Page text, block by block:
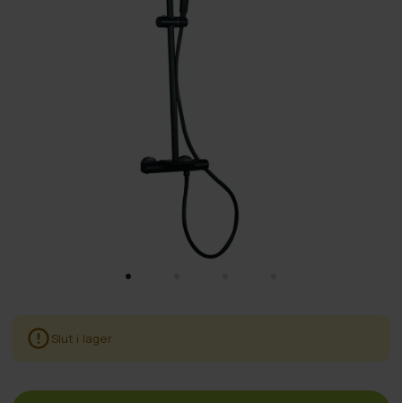
Slut i lager